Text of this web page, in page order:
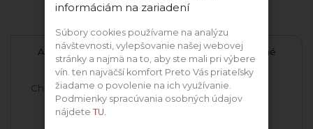
Ďalšie vína tejto odrody
Alibernet 2021 suché
Chowaniec & Krajčírovič
Alibernet 2021 suché
Pavelka & syn
informáciám na zariadení
Súbory cookies používame na analýzu
návštevnosti, vylepšovanie našej webovej
stránky a najmä na to, aby ste mali pri výbere
vín. ten najväčší komfort Preto Vás priateľsky
žiadame o povolenie na ich využívanie.
Podmienky spracúvania osobných údajov
nájdeteTU.